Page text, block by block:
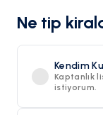
Ne tip
Kendim
Kaptanlık
istiyorum.